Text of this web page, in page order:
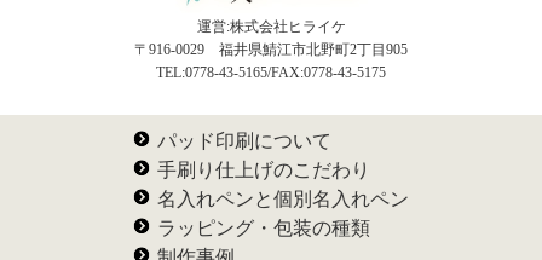
運営:株式会社ヒライケ
〒916-0029 福井県鯖江市北野町2丁目905
TEL:0778-43-5165/FAX:0778-43-5175
パッド印刷について
手刷り仕上げのこだわり
名入れペンと個別名入れペン
ラッピング・包装の種類